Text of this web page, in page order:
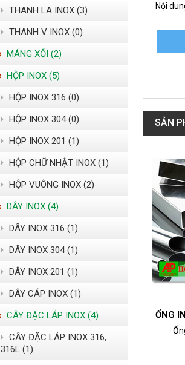
THANH LA INOX (3)
THANH V INOX (0)
MÁNG XỐI (2)
HỘP INOX (5)
HỘP INOX 316 (0)
HỘP INOX 304 (0)
HỘP INOX 201 (1)
HỘP CHỮ NHẬT INOX (1)
HỘP VUÔNG INOX (2)
DÂY INOX (4)
DÂY INOX 316 (1)
DÂY INOX 304 (1)
DÂY INOX 201 (1)
DÂY CÁP INOX (1)
CÂY ĐẶC LÁP INOX (4)
CÂY ĐẶC LÁP INOX 316,
316L (1)
Nội
SẢN
ỐNG